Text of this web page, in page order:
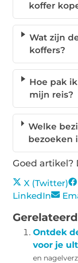
koffer
Wat zijn
koffers?
Hoe pak
mijn reis?
Welke
bezoeken
Goed artikel?
X (Twitter)
LinkedIn
Ontdek
voor je
en